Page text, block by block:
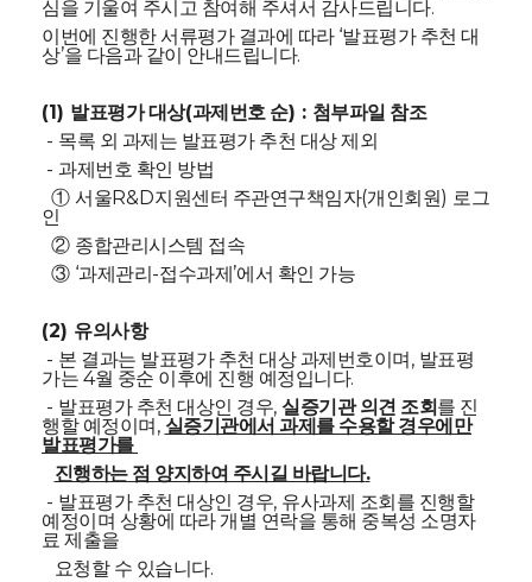
심을 기울여 주시고 참여해 주셔서 감사드립니다.
이번에 진행한 서류평가 결과에 따라 ‘발표평가 추천 대
상’을 다음과 같이 안내드립니다.
(1) 발표평가 대상(과제번호 순) : 첨부파일 참조
- 목록 외 과제는 발표평가 추천 대상 제외
- 과제번호 확인 방법
① 서울R&D지원센터 주관연구책임자(개인회원) 로그
인
② 종합관리시스템 접속
③ ‘과제관리 -접수과제 ’에서 확인 가능
(2) 유의사항
- 본 결과는 발표평가 추천 대상 과제번호이며 , 발표평
가는 4월 중순 이후에 진행 예정입니다.
- 발표평가 추천 대상인 경우, 실증기관 의견 조회 를 진
행할 예정이며 , 실증기관에서 과제를 수용할 경우에만
발표평가를
진행하는 점 양지하여 주시길 바랍니다.
- 발표평가 추천 대상인 경우, 유사과제 조회를 진행할
예정이며 상황에 따라 개별 연락을 통해 중복성 소명자
료 제출을
요청할 수 있습니다.